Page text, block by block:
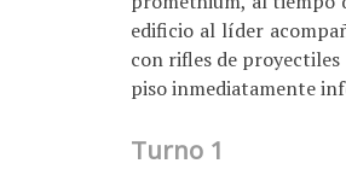
edificio al líder
con rifles de proyectiles
piso inmediatamente
Turno 1